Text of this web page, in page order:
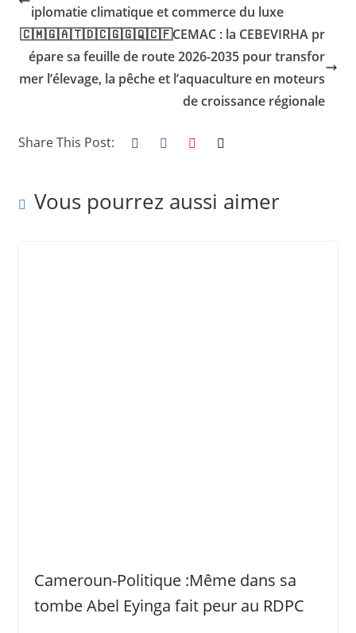
iplomatie climatique et commerce du luxe
🇨🇲🇬🇦🇹🇩🇨🇬🇬🇶🇨🇫CEMAC : la CEBEVIRHA pr
épare sa feuille de route 2026-2035 pour transfor
mer l’élevage, la pêche et l’aquaculture en moteurs
de croissance régionale
Share This Post:
Vous pourrez aussi aimer
Cameroun-Politique :Même dans sa
tombe Abel Eyinga fait peur au RDPC